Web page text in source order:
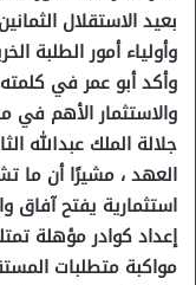
بعيد الاستقلال
وأولياء أمور الطلبة
وأكد أبو عمر في
والاستثمار الأهم في
جلالة الملك عبدالله
العهد ، مشيرًا أن ما
استثمارية يفتح آفاق
إعداد كوادر مؤهلة
مواكبة متطلبات